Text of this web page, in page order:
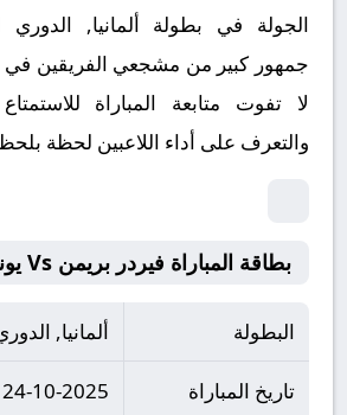
الجولة في بطولة ألمانيا, الدوري
جمهور كبير من مشجعي الفريقين في
لا تفوت متابعة المباراة للاستمتاع
والتعرف على أداء اللاعبين لحظة
بطاقة المباراة فيردر بريمن Vs يونيون برلين
البطولة ألمانيا,
تاريخ المباراة 24-10-2025